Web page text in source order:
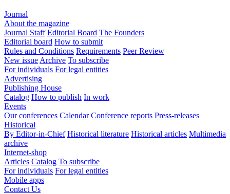
Journal
About the magazine
Journal Staff Editorial Board The Founders
Editorial board How to submit
Rules and Conditions Requirements Peer Review
New issue Archive To subscribe
For individuals For legal entities
Advertising
Publishing House
Catalog How to publish In work
Events
Our conferences Calendar Conference reports Press-releases
Historical
By Editor-in-Chief Historical literature Historical articles Multimedia
archive
Internet-shop
Articles Catalog To subscribe
For individuals For legal entities
Mobile apps
Contact Us